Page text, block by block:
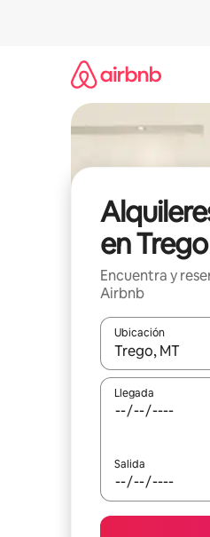
en Trego
Encuentra y
Airbnb
Ubicación
Cuando los
Llegada
Salida